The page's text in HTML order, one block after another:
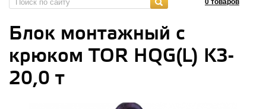
0 товаров
Блок монтажный с
крюком TOR HQG(L) K3-
20,0 т